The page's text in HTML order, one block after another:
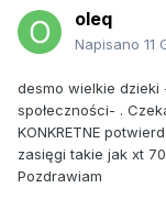
oleq
Napisano 11
desmo wielkie dzieki
społeczności- .
KONKRETNE
zasięgi takie jak xt
Pozdrawiam